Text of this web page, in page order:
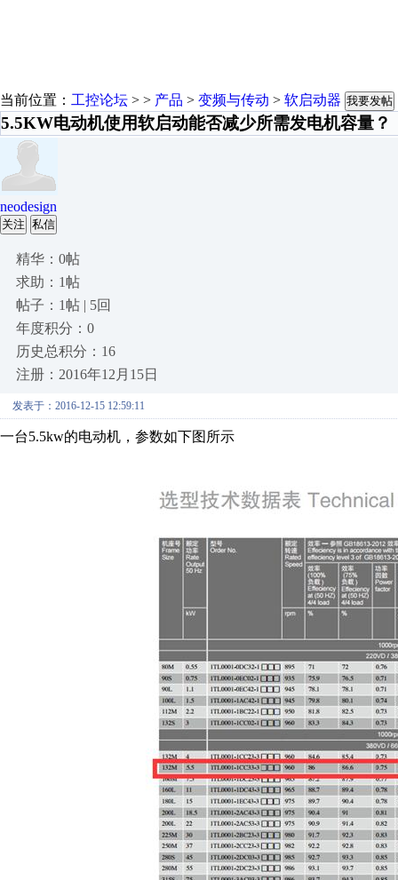
当前位置： 工控论坛 > > 产品 > 变频与传动 > 软启动器 我要发帖
5.5KW电动机使用软启动能否减少所需发电机容量？
neodesign
关注 私信
精华：0帖
求助：1帖
帖子：1帖 | 5回
年度积分：0
历史总积分：16
注册：2016年12月15日
发表于：2016-12-15 12:59:11
一台5.5kw的电动机，参数如下图所示